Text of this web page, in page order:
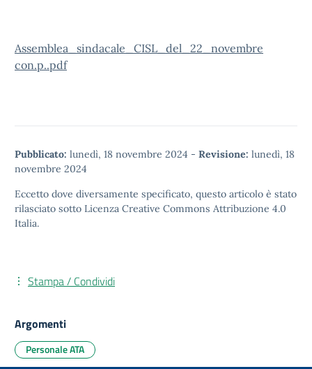
Assemblea_sindacale_CISL_del_22_novembre
con.p..pdf
Pubblicato: lunedì, 18 novembre 2024 - Revisione: lunedì, 18
novembre 2024
Eccetto dove diversamente specificato, questo articolo è stato
rilasciato sotto Licenza Creative Commons Attribuzione 4.0
Italia.
Stampa / Condividi
Argomenti
Personale ATA